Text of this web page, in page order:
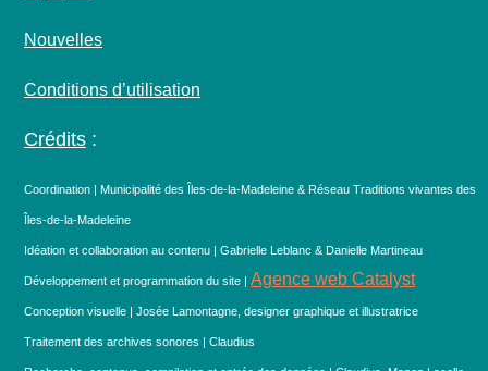
Nouvelles
Conditions d’utilisation
Crédits :
Coordination | Municipalité des Îles-de-la-Madeleine & Réseau Traditions vivantes des
Îles-de-la-Madeleine
Idéation et collaboration au contenu | Gabrielle Leblanc & Danielle Martineau
Développement et programmation du site | Agence web Catalyst
Conception visuelle | Josée Lamontagne, designer graphique et illustratrice
Traitement des archives sonores | Claudius